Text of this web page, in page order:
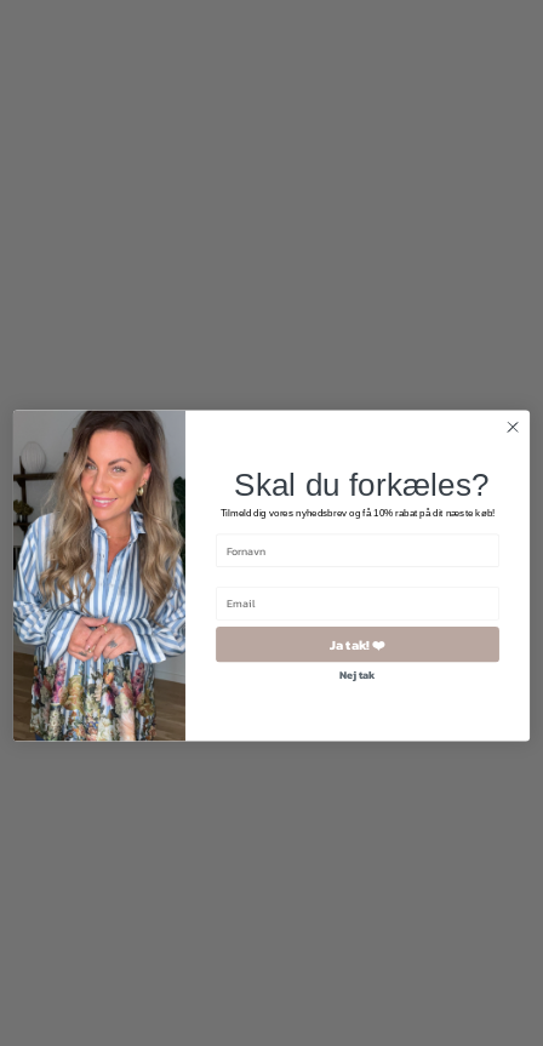
Skal du forkæles?
Tilmeld dig vores nyhedsbrev og få 10% rabat på dit næste køb!
Ja tak! ❤️
Nej tak